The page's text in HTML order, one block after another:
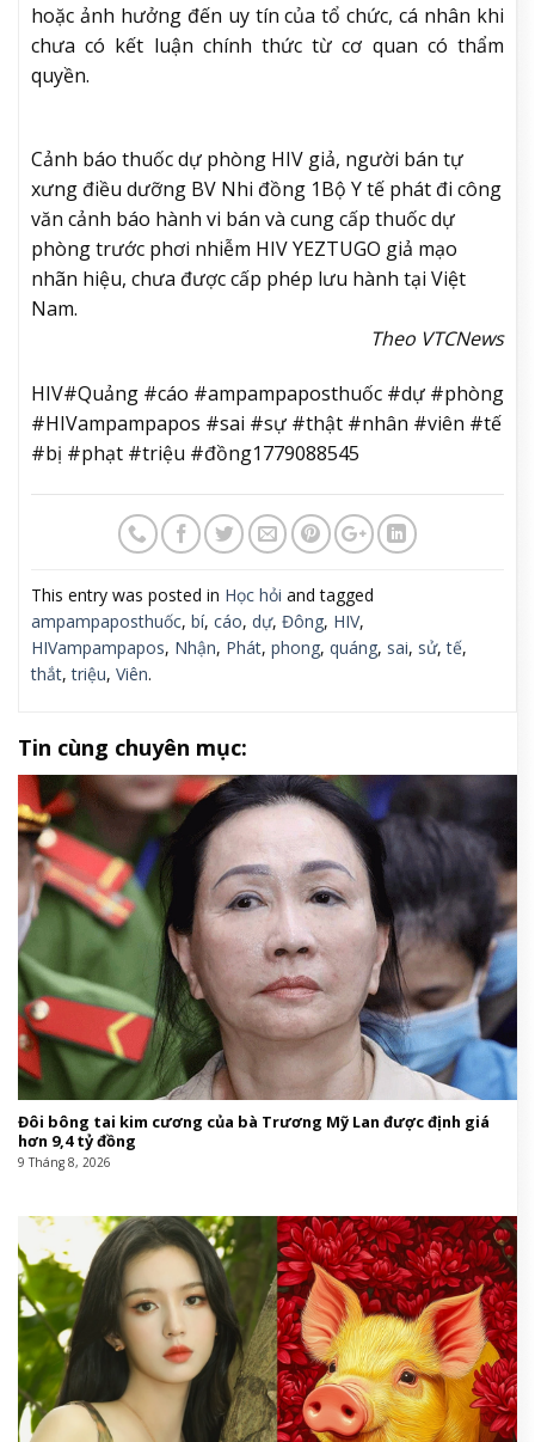
hoặc ảnh hưởng đến uy tín của tổ chức, cá nhân khi
chưa có kết luận chính thức từ cơ quan có thẩm
quyền.
Cảnh báo thuốc dự phòng HIV giả, người bán tự
xưng điều dưỡng BV Nhi đồng 1Bộ Y tế phát đi công
văn cảnh báo hành vi bán và cung cấp thuốc dự
phòng trước phơi nhiễm HIV YEZTUGO giả mạo
nhãn hiệu, chưa được cấp phép lưu hành tại Việt
Nam.
Theo VTCNews
HIV#Quảng #cáo #ampampaposthuốc #dự #phòng
#HIVampampapos #sai #sự #thật #nhân #viên #tế
#bị #phạt #triệu #đồng1779088545
This entry was posted in Học hỏi and tagged
ampampaposthuốc, bí, cáo, dự, Đông, HIV,
HIVampampapos, Nhận, Phát, phong, quáng, sai, sử,tế,
thắt,triệu, Viên.
Tin cùng chuyên mục:
Đôi bông tai kim cương của bà Trương Mỹ Lan được định giá
hơn 9,4 tỷ đồng
9 Tháng 8, 2026